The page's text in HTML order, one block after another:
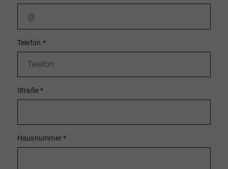
Telefon *
Straße*
Hausnummer*